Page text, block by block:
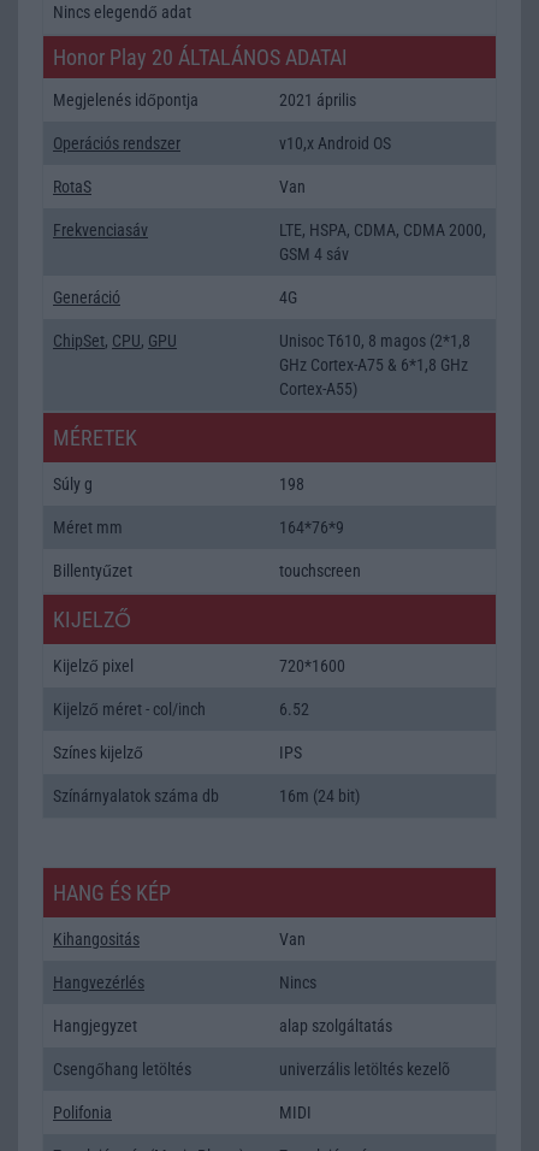
Nincs elegendő adat
Honor Play 20 ÁLTALÁNOS ADATAI
Megjelenés időpontja 2021 április
Operációs rendszer v10,x Android OS
RotaS Van
Frekvenciasáv
LTE, HSPA, CDMA, CDMA 2000,
GSM 4 sáv
Generáció 4G
ChipSet, CPU, GPU
Unisoc T610, 8 magos (2*1,8
GHz Cortex-A75 & 6*1,8 GHz
Cortex-A55)
MÉRETEK
Súly g 198
Méret mm 164*76*9
Billentyűzet touchscreen
KIJELZŐ
Kijelző pixel 720*1600
Kijelző méret - col/inch 6.52
Színes kijelző IPS
Színárnyalatok száma db 16m (24 bit)
HANG ÉS KÉP
Kihangositás Van
Hangvezérlés Nincs
Hangjegyzet alap szolgáltatás
Csengőhang letöltés univerzális letöltés kezelõ
Polifonia MIDI